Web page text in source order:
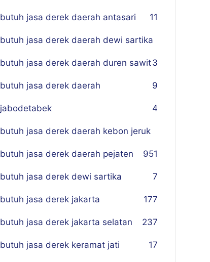
butuh jasa derek daerah antasari 11
butuh jasa derek daerah dewi sartika
3
butuh jasa derek daerah duren sawit
9
butuh jasa derek daerah
jabodetabek 4
butuh jasa derek daerah kebon jeruk
51
butuh jasa derek daerah pejaten 9
butuh jasa derek dewi sartika 7
butuh jasa derek jakarta 177
butuh jasa derek jakarta selatan 237
butuh jasa derek keramat jati 17